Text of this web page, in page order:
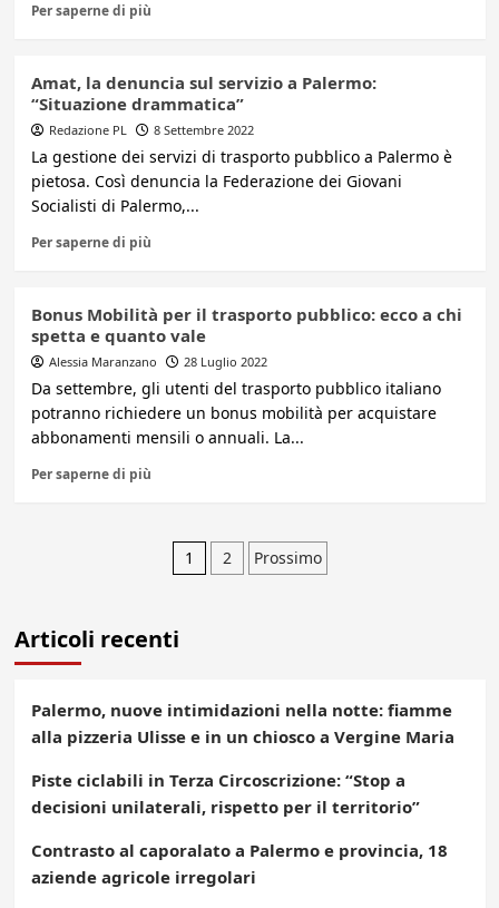
Per saperne di più
Amat, la denuncia sul servizio a Palermo:
“Situazione drammatica”
Redazione PL 8 Settembre 2022
La gestione dei servizi di trasporto pubblico a Palermo è
pietosa. Così denuncia la Federazione dei Giovani
Socialisti di Palermo,...
Per saperne di più
Bonus Mobilità per il trasporto pubblico: ecco a chi
spetta e quanto vale
Alessia Maranzano 28 Luglio 2022
Da settembre, gli utenti del trasporto pubblico italiano
potranno richiedere un bonus mobilità per acquistare
abbonamenti mensili o annuali. La...
Per saperne di più
Paginazione
articoli
1 2 Prossimo
Articoli recenti
Palermo, nuove intimidazioni nella notte: fiamme
alla pizzeria Ulisse e in un chiosco a Vergine Maria
Piste ciclabili in Terza Circoscrizione: “Stop a
decisioni unilaterali, rispetto per il territorio”
Contrasto al caporalato a Palermo e provincia, 18
aziende agricole irregolari